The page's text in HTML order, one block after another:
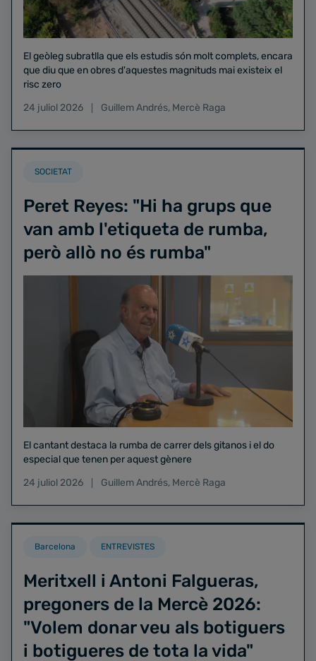
El geòleg subratlla que els estudis són molt complets, encara
que diu que en obres d'aquestes magnituds mai existeix el
risc zero
24 juliol 2026
Guillem Andrés, Mercè Raga
SOCIETAT
Peret Reyes: "Hi ha grups que
van amb l'etiqueta de rumba,
però allò no és rumba"
El cantant destaca la rumba de carrer dels gitanos i el do
especial que tenen per aquest gènere
24 juliol 2026
Guillem Andrés, Mercè Raga
Barcelona ENTREVISTES
Meritxell i Antoni Falgueras,
pregoners de la Mercè 2026:
"Volem donar veu als botiguers
i botigueres de tota la vida"